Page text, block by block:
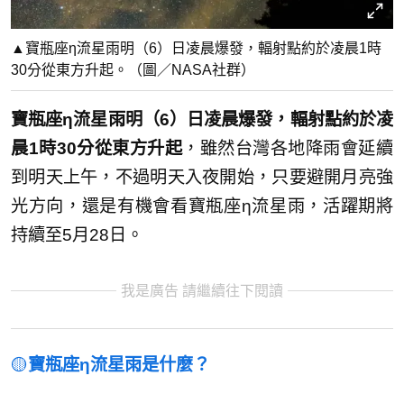
▲寶瓶座η流星雨明（6）日凌晨爆發，輻射點約於凌晨1時
30分從東方升起。（圖／NASA社群）
寶瓶座η流星雨明（6）日凌晨爆發，輻射點約於凌
晨1時30分從東方升起，雖然台灣各地降雨會延續
到明天上午，不過明天入夜開始，只要避開月亮強
光方向，還是有機會看寶瓶座η流星雨，活躍期將
持續至5月28日。
我是廣告 請繼續往下閱讀
🟡寶瓶座η流星雨是什麼？